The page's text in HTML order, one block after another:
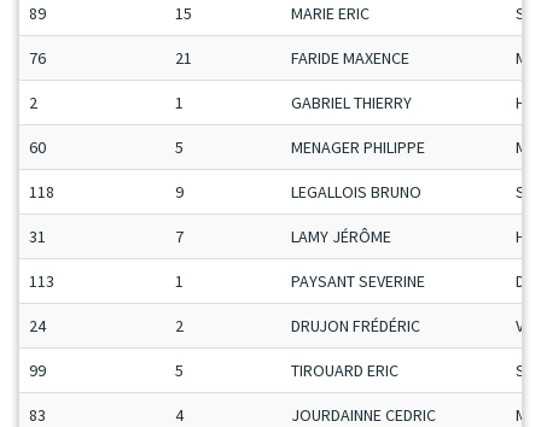
89 15 MARIE ERIC
76 21 FARIDE MAXENCE
2 1 GABRIEL THIERRY H-C
60 5 MENAGER PHILIPPE
118 9 LEGALLOIS BRUNO
31 7 LAMY JÉRÔME H-C
113 1 PAYSANT SEVERINE
24 2 DRUJON FRÉDÉRIC Vet
99 5 TIROUARD ERIC
83 4 JOURDAINNE CEDRIC